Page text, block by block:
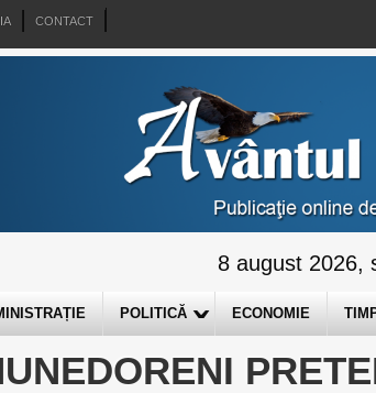
CONTACT
8 august 2026,
POLITICĂ ECONOMIE